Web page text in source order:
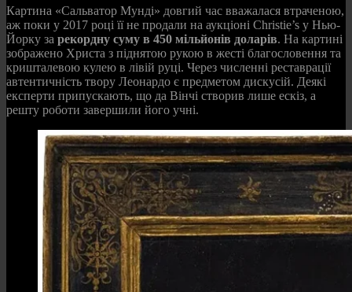
Картина «Сальватор Мунді» довгий час вважалася втраченою,
аж поки у 2017 році її не продали на аукціоні Christie’s у Нью-
Йорку за рекордну суму в 450 мільйонів доларів. На картині
зображено Христа з піднятою рукою в жесті благословення та
кришталевою кулею в лівій руці. Через численні реставрації
автентичність твору Леонардо є предметом дискусій. Деякі
експерти припускають, що да Вінчі створив лише ескіз, а
решту роботи завершили його учні.